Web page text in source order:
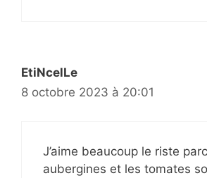
EtiNcelLe
8 octobre 2023 à 20:01
J’aime beaucoup le riste
aubergines et les tomates